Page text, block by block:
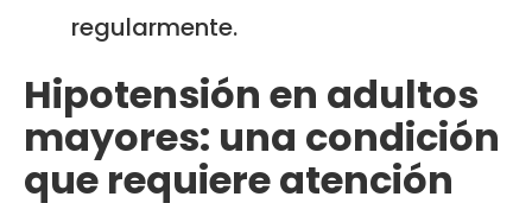
regularmente.
Hipotensión en adultos
mayores: una condición
que requiere atención